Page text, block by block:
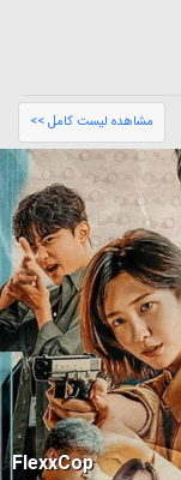
مشاهده لیست کامل >>
FlexxCop